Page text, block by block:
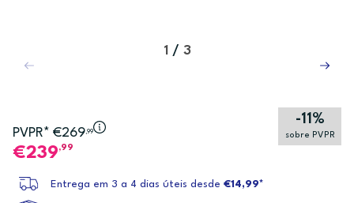
1 / 3
PVPR* €269,99
-11%
sobre PVPR
239,99
Entrega em 3 a 4 dias úteis desde €14,99*